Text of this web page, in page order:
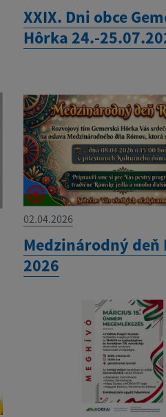
XXIX. Dni obce
Hôrka 24.-
02.04.2026
Medzinárodný deň
2026